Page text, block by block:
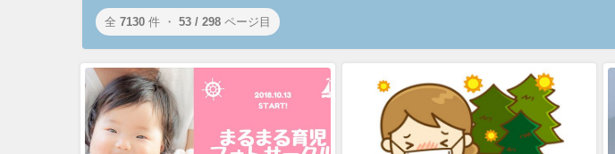
全 7130 件 ・ 53 / 298 ページ目